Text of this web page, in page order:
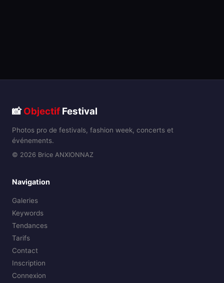
📸Objectif Festival
Photos pro de festivals, fashion week, concerts et
événements.
© 2026 Brice ANXIONNAZ
Navigation
Galeries
Keywords
Tendances
Tarifs
Contact
Inscription
Connexion